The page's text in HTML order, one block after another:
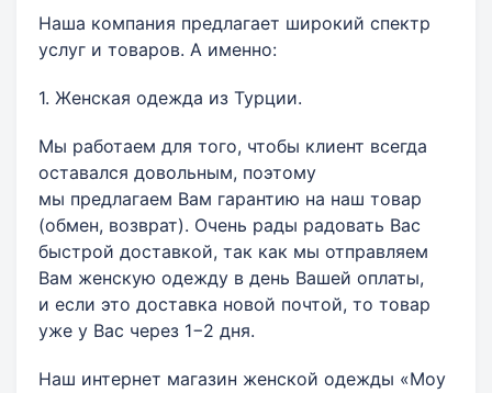
Наша компания предлагает широкий спектр
услуг и товаров. А именно:
1. Женская одежда из Турции.
Мы работаем для того, чтобы клиент всегда
оставался довольным, поэтому
мы предлагаем Вам гарантию на наш товар
(обмен, возврат). Очень рады радовать Вас
быстрой доставкой, так как мы отправляем
Вам женскую одежду в день Вашей оплаты,
и если это доставка новой почтой, то товар
уже у Вас через 1−2 дня.
Наш интернет магазин женской одежды «Moy